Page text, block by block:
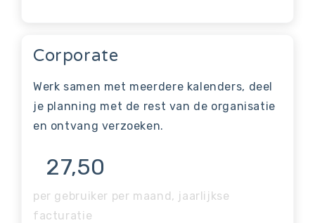
Corporate
Werk samen met meerdere kalenders, deel
je planning met de rest van de organisatie
en ontvang verzoeken.
27,50
per gebruiker per maand, jaarlijkse
facturatie